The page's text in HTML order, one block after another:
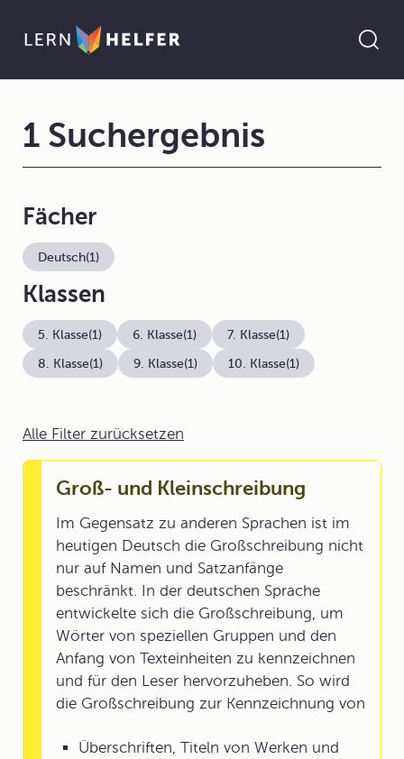
Alle Filter zurücksetzen
Groß- und Kleinschreibung
Im Gegensatz zu anderen Sprachen ist im
heutigen Deutsch die Großschreibung nicht
nur auf Namen und Satzanfänge
beschränkt. In der deutschen Sprache
entwickelte sich die Großschreibung, um
Wörter von speziellen Gruppen und den
Anfang von Texteinheiten zu kennzeichnen
und für den Leser hervorzuheben. So wird
die Großschreibung zur Kennzeichnung von
Überschriften, Titeln von Werken und
1 Suchergebnis
Fächer
Deutsch(1)
Klassen
5. Klasse(1) 6. Klasse(1) 7. Klasse(1)
8. Klasse(1) 9. Klasse(1) 10. Klasse(1)